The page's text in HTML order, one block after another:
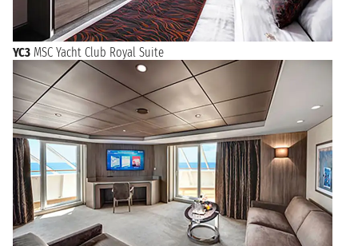
YC3 MSC Yacht Club Royal Suite